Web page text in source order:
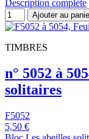
Description complète
Ajouter au
TIMBRES
n° 5052 à
solitaires
F5052
5,50 €